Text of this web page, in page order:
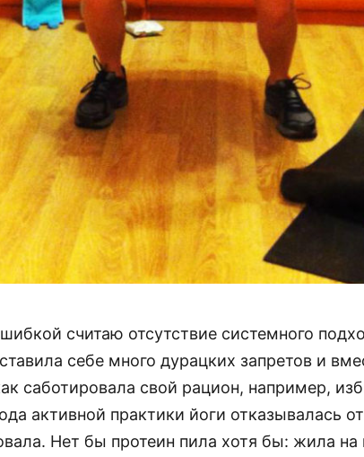
считаю отсутствие системного
себе много дурацких запретов и
саботировала свой рацион, например,
активной практики йоги отказывалась
Нет бы протеин пила хотя бы: жила